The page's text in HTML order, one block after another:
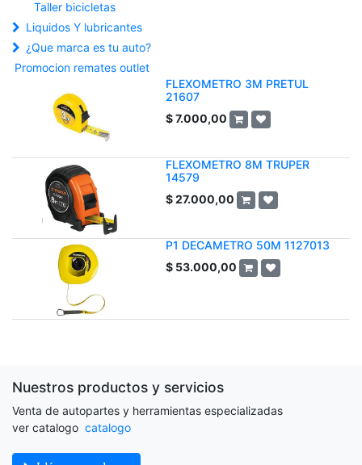
Taller bicicletas
Liquidos Y lubricantes
¿Que marca es tu auto?
Promocion remates outlet
FLEXOMETRO 3M PRETUL
21607
$7.000,00
FLEXOMETRO 8M TRUPER
14579
$27.000,00
P1 DECAMETRO 50M 1127013
$ 53.000,00
Nuestros productos y servicios
Venta de autopartes y herramientas especializadas
ver catalogo catalogo